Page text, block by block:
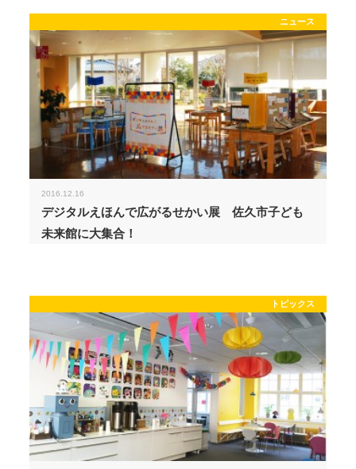
ニュース
2016.12.16
デジタルえほんで広がるせかい展 佐久市子ども
未来館に大集合！
トピックス